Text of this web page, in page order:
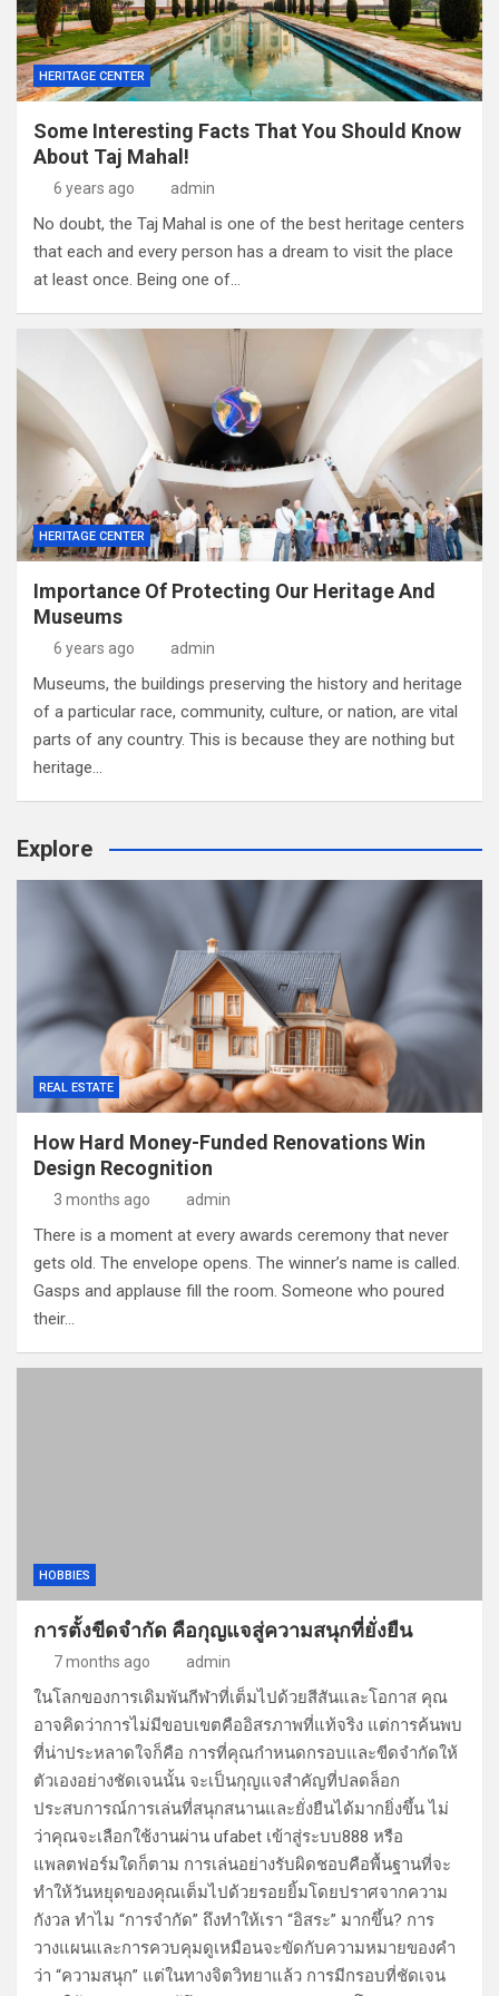
HERITAGE CENTER
Some Interesting Facts That You Should Know
About Taj Mahal!
6 years ago admin
No doubt, the Taj Mahal is one of the best heritage centers
that each and every person has a dream to visit the place
at least once. Being one of…
HERITAGE CENTER
Importance Of Protecting Our Heritage And
Museums
6 years ago admin
Museums, the buildings preserving the history and heritage
of a particular race, community, culture, or nation, are vital
parts of any country. This is because they are nothing but
heritage…
Explore
REAL ESTATE
How Hard Money-Funded Renovations Win
Design Recognition
3 months ago admin
There is a moment at every awards ceremony that never
gets old. The envelope opens. The winner’s name is called.
Gasps and applause fill the room. Someone who poured
their…
HOBBIES
การตั้งขีดจำกัด คือกุญแจสู่ความสนุกที่ยั่งยืน
7 months ago admin
ในโลกของการเดิมพันกีฬาที่เต็มไปด้วยสีสันและโอกาส คุณ
อาจคิดว่าการไม่มีขอบเขตคืออิสรภาพที่แท้จริง แต่การค้นพบ
ที่น่าประหลาดใจก็คือ การที่คุณกำหนดกรอบและขีดจำกัดให้
ตัวเองอย่างชัดเจนนั้น จะเป็นกุญแจสำคัญที่ปลดล็อก
ประสบการณ์การเล่นที่สนุกสนานและยั่งยืนได้มากยิ่งขึ้น ไม่
ว่าคุณจะเลือกใช้งานผ่าน ufabet เข้าสู่ระบบ888 หรือ
แพลตฟอร์มใดก็ตาม การเล่นอย่างรับผิดชอบคือพื้นฐานที่จะ
ทำให้วันหยุดของคุณเต็มไปด้วยรอยยิ้มโดยปราศจากความ
กังวล ทำไม “การจำกัด” ถึงทำให้เรา “อิสระ” มากขึ้น? การ
วางแผนและการควบคุมดูเหมือนจะขัดกับความหมายของคำ
ว่า “ความสนุก” แต่ในทางจิตวิทยาแล้ว การมีกรอบที่ชัดเจน